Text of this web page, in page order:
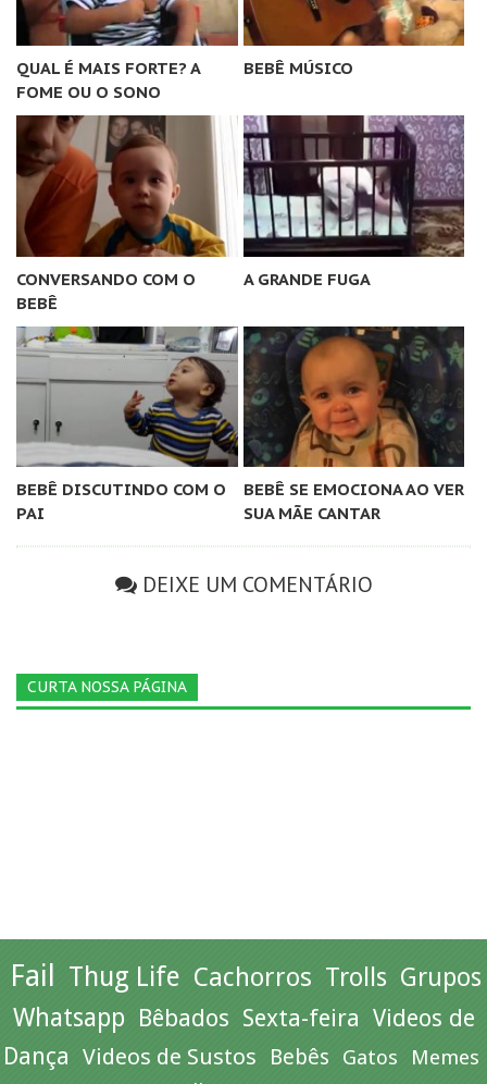
QUAL É MAIS FORTE? A
FOME OU O SONO
BEBÊ MÚSICO
CONVERSANDO COM O
BEBÊ
A GRANDE FUGA
BEBÊ DISCUTINDO COM O
PAI
BEBÊ SE EMOCIONA AO VER
SUA MÃE CANTAR
DEIXE UM COMENTÁRIO
CURTA NOSSA PÁGINA
Fail Thug Life Cachorros Trolls Grupos
Whatsapp Bêbados Sexta-feira Videos de
Dança Videos de Sustos Bebês Gatos Memes